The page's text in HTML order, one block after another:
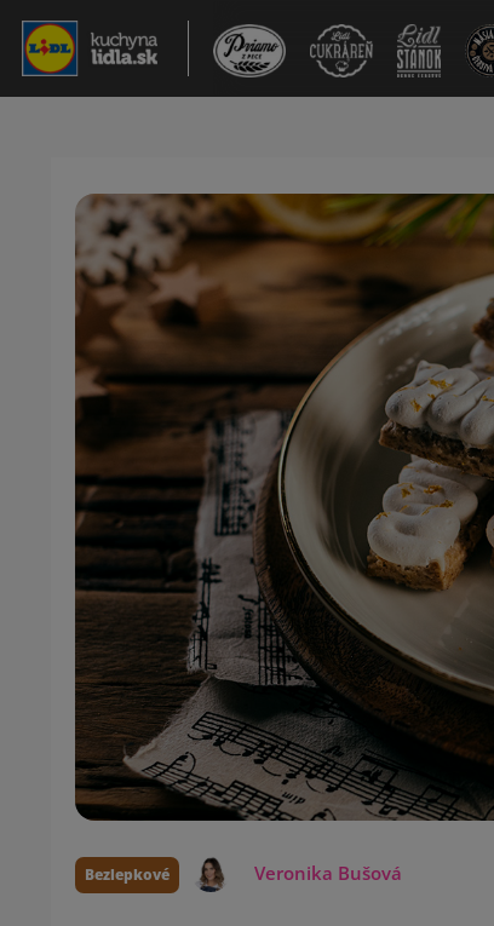
Bezlepkové Veronika Bušová